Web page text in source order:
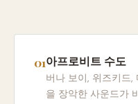
아프로비트 수도
버나 보이, 위즈키드,
을 장악한 사운드가